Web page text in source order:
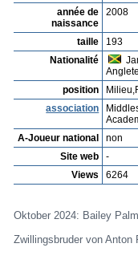
année de
naissance
2008
taille
193
Nationalité
position
association
A-Joueur national
non
Site web
-
Views
6264
Oktober 2024: Bailey
Zwillingsbruder von Anton